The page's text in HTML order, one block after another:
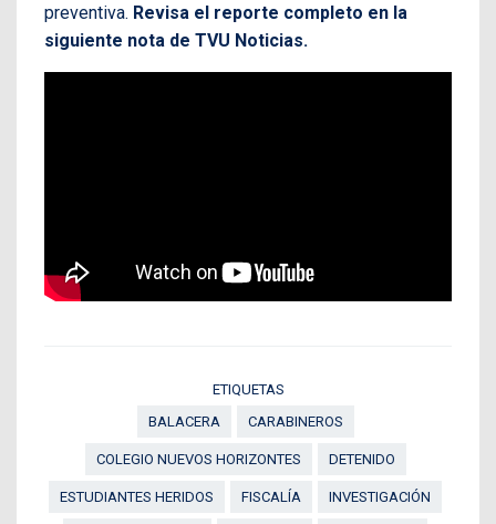
preventiva. Revisa el reporte completo en la
siguiente nota de TVU Noticias.
ETIQUETAS
BALACERA
CARABINEROS
COLEGIO NUEVOS HORIZONTES DETENIDO
ESTUDIANTES HERIDOS FISCALÍA INVESTIGACIÓN